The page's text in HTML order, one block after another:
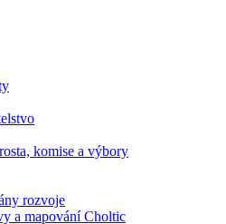
komise a výbory
rozvoje
a mapování Choltic